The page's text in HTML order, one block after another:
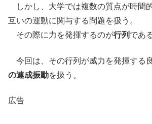
しかし、大学では複数の質点が時間
互いの運動に関与する問題を扱う。
その際に力を発揮するのが行列 であ
今回は、その行列が威力を発揮する
の連成振動を扱う。
広告